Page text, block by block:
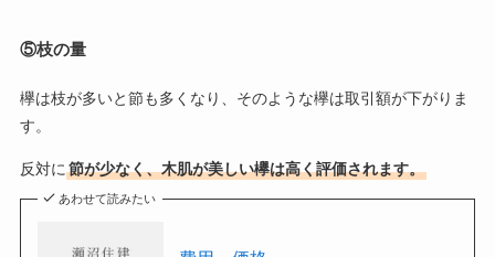
⑤枝の量
欅は枝が多いと節も多くなり、そのような欅は取引額が下がりま
す。
反対に節が少なく、木肌が美しい欅は高く評価されます。
あわせて読みたい